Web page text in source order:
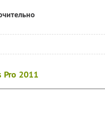
Pro 2011